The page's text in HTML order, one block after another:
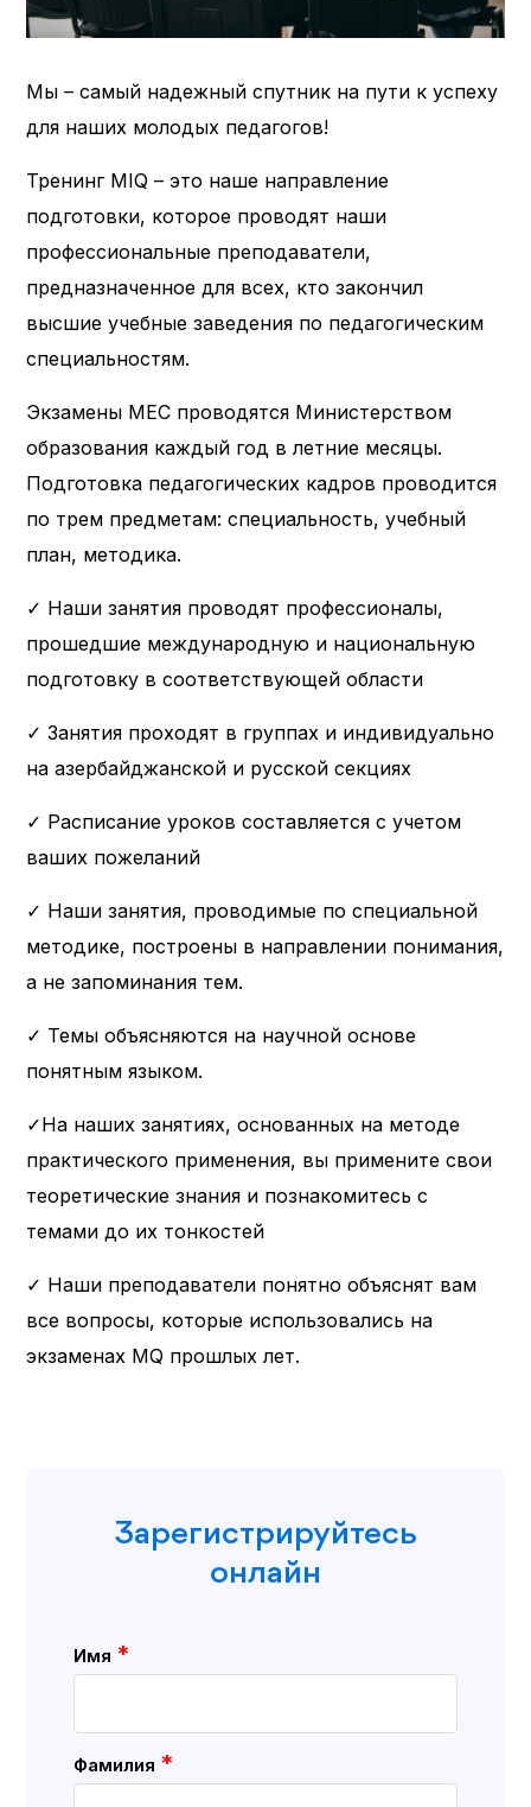
Зарегистрируйтесь
онлайн
Имя *
Фамилия *
Мы – самый надежный спутник на пути к успеху
для наших молодых педагогов!
Тренинг MIQ – это наше направление
подготовки, которое проводят наши
профессиональные преподаватели,
предназначенное для всех, кто закончил
высшие учебные заведения по педагогическим
специальностям.
Экзамены MEC проводятся Министерством
образования каждый год в летние месяцы.
Подготовка педагогических кадров проводится
по трем предметам: специальность, учебный
план, методика.
✓ Наши занятия проводят профессионалы,
прошедшие международную и национальную
подготовку в соответствующей области
✓ Занятия проходят в группах и индивидуально
на азербайджанской и русской секциях
✓ Расписание уроков составляется с учетом
ваших пожеланий
✓ Наши занятия, проводимые по специальной
методике, построены в направлении понимания,
а не запоминания тем.
✓ Темы объясняются на научной основе
понятным языком.
✓На наших занятиях, основанных на методе
практического применения, вы примените свои
теоретические знания и познакомитесь с
темами до их тонкостей
✓ Наши преподаватели понятно объяснят вам
все вопросы, которые использовались на
экзаменах MQ прошлых лет.